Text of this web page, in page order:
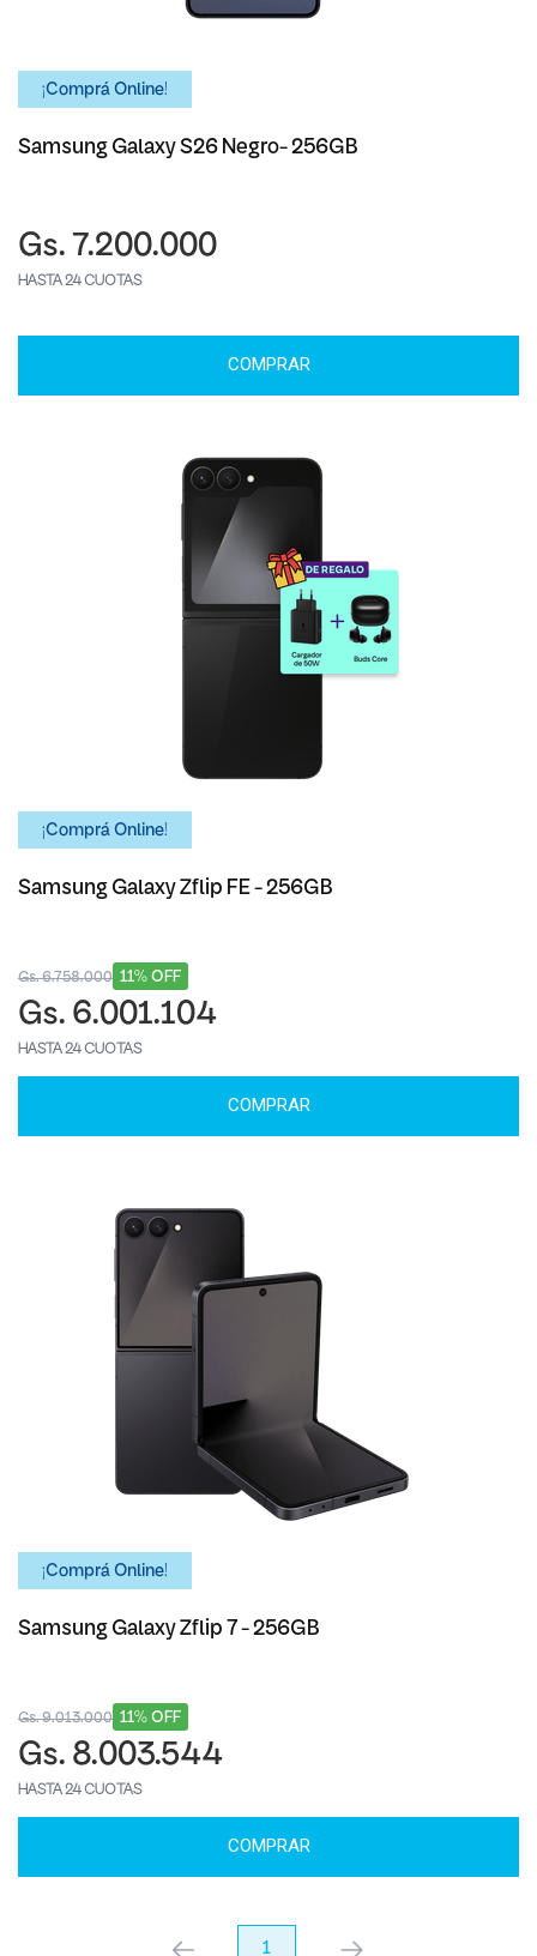
¡Comprá Online!
Samsung Galaxy S26 Negro- 256GB
Gs. 7.200.000
HASTA 24 CUOTAS
COMPRAR
¡Comprá Online!
Samsung Galaxy Zflip FE - 256GB
11% OFF
Gs. 6.758.000
Gs. 6.001.104
HASTA 24 CUOTAS
COMPRAR
¡Comprá Online!
Samsung Galaxy Zflip 7 - 256GB
11% OFF
Gs. 9.013.000
Gs. 8.003.544
HASTA 24 CUOTAS
COMPRAR
anterior 1 próximo